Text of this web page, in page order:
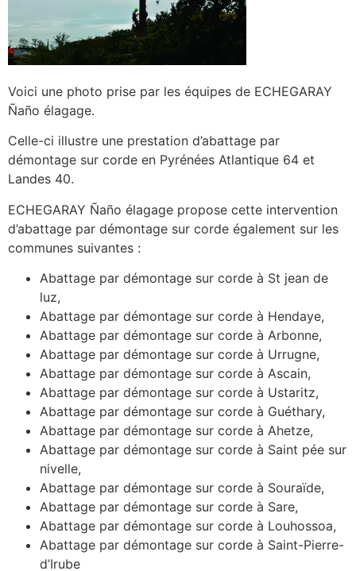
Voici une photo prise par les équipes de ECHEGARAY
Ñaño élagage.
Celle-ci illustre une prestation d’abattage par
démontage sur corde en Pyrénées Atlantique 64 et
Landes 40.
ECHEGARAY Ñaño élagage propose cette intervention
d’abattage par démontage sur corde également sur les
communes suivantes :
Abattage par démontage sur corde à St jean de
luz,
Abattage par démontage sur corde à Hendaye,
Abattage par démontage sur corde à Arbonne,
Abattage par démontage sur corde à Urrugne,
Abattage par démontage sur corde à Ascain,
Abattage par démontage sur corde à Ustaritz,
Abattage par démontage sur corde à Guéthary,
Abattage par démontage sur corde à Ahetze,
Abattage par démontage sur corde à Saint pée sur
nivelle,
Abattage par démontage sur corde à Souraïde,
Abattage par démontage sur corde à Sare,
Abattage par démontage sur corde à Louhossoa,
Abattage par démontage sur corde à Saint-Pierre-
d’Irube